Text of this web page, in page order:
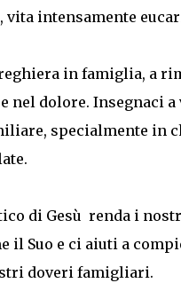
vita intensamente
in famiglia, a
nel dolore. Insegnaci a
specialmente in
di Gesù renda i
il Suo e ci aiuti a
doveri famigliari.